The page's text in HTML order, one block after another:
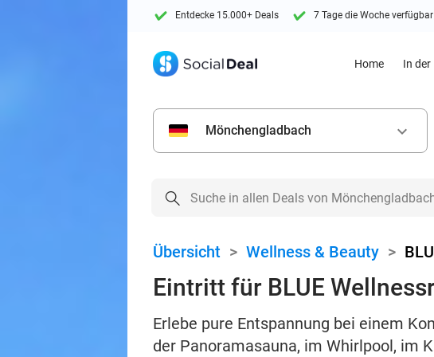
Entdecke 15.000+ Deals 7 Tage die Woche verfügbar
Home In der
Mönchengladbach keyboard_arrow_down
Übersicht > Wellness & Beauty >
Eintritt für BLUE
Erlebe pure Entspannung bei einem
der Panoramasauna, im Whirlpool, im